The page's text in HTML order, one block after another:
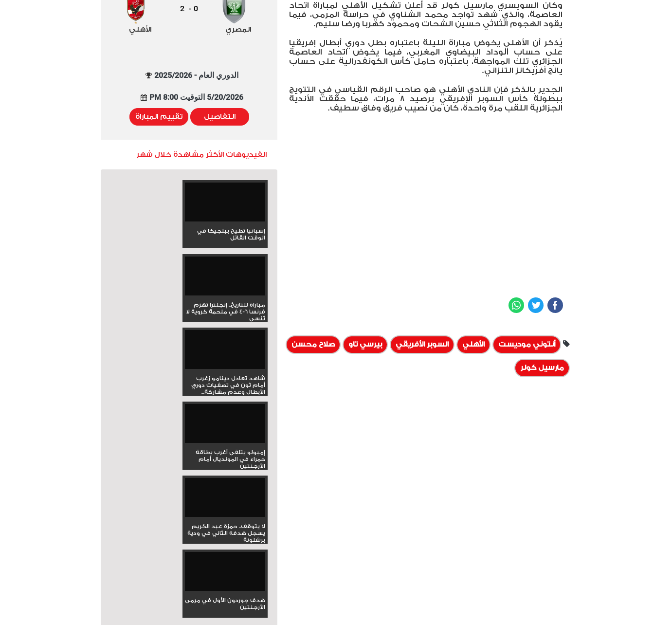
وكان السويسري مارسيل كولر قد أعلن تشكيل الأهلي لمباراة اتحاد
العاصمة، والذي شهد تواجد محمد الشناوي في حراسة المرمى، فيما
يقود الهجوم الثلاثي حسين الشحات ومحمود كهربا ورضا سليم.
يُذكر أن الأهلي يخوض مباراة الليلة باعتباره بطل دوري أبطال إفريقيا
على حساب الوداد البيضاوي المغربي، فيما يخوض اتحاد العاصمة
الجزائري تلك المواجهة، باعتباره حامل كأس الكونفدرالية على حساب
يانج أفريكانز التنزاني.
الجدير بالذكر فإن النادي الأهلي هو صاحب الرقم القياسي في التتويج
ببطولة كأس السوبر الإفريقي برصيد 8 مرات، فيما حققت الأندية
الجزائرية اللقب مرة واحدة، كان من نصيب فريق وفاق سطيف.
Facebook
Twitter
أنتوني موديست الأهلي السوبر الأفريقي بيرسي تاو صلاح محسن
مارسيل كولر
المصري
0
-
2
الأهلي
الدوري العام - 2025/2026
5/20/2026 التوقيت 8:00 PM
التفاصيل تقييم المباراة
الفيديوهات الأكثر مشاهدة خلال شهر
إسبانيا تطيح ببلجيكا في
الوقت القاتل
مباراة للتاريخ.. إنجلترا تهزم
فرنسا 6-4 في ملحمة كروية لا
تُنسى
شاهد تعادل دينامو زغرب
أمام ثون في تصفيات دوري
الأبطال وعدم مشاركة...
إمبولو يتلقى أغرب بطاقة
حمراء في المونديال أمام
الأرجنتين
لا يتوقف.. حمزة عبد الكريم
يسجل هدفه الثاني في ودية
برشلونة
هدف جوردون الأول في مرمى
الأرجنتين